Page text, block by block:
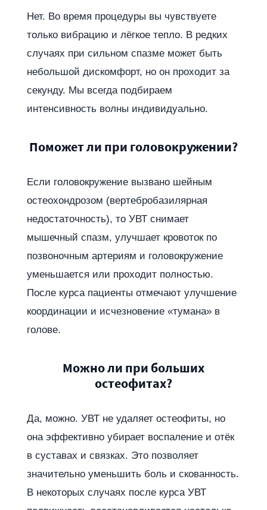
Нет. Во время процедуры вы чувствуете
только вибрацию и лёгкое тепло. В редких
случаях при сильном спазме может быть
небольшой дискомфорт, но он проходит за
секунду. Мы всегда подбираем
интенсивность волны индивидуально.
Поможет ли при головокружении?
Если головокружение вызвано шейным
остеохондрозом (вертебробазилярная
недостаточность), то УВТ снимает
мышечный спазм, улучшает кровоток по
позвоночным артериям и головокружение
уменьшается или проходит полностью.
После курса пациенты отмечают улучшение
координации и исчезновение «тумана» в
голове.
Можно ли при больших
остеофитах?
Да, можно. УВТ не удаляет остеофиты, но
она эффективно убирает воспаление и отёк
в суставах и связках. Это позволяет
значительно уменьшить боль и скованность.
В некоторых случаях после курса УВТ